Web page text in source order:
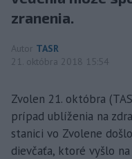
zranenia.
Autor TASR
21. októbra 2018 15:54
Zvolen 21. októbra
prípad ublíženia na
stanici vo Zvolene
dievčaťa, ktoré vyšlo